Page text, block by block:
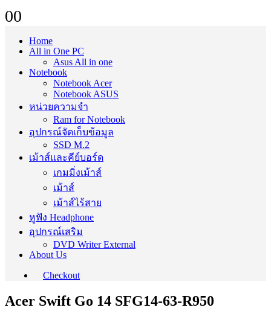
00
Home
All in One PC
Asus All in one
Notebook
Notebook Acer
Notebook ASUS
หน่วยความจำ
Ram for Notebook
อุปกรณ์จัดเก็บข้อมูล
SSD M.2
เม้าส์และคีย์บอร์ด
เกมมิ่งเม้าส์
เม้าส์
เม้าส์ไร้สาย
หูฟัง Headphone
อุปกรณ์เสริม
DVD Writer External
About Us
Checkout
Acer Swift Go 14 SFG14-63-R950